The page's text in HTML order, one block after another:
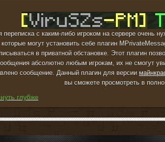
переписка с каким-либо игроком на сервере очень
которые могут установить себе плагин
в приватной обстановке. Этот плагин
абсолютно любым игрокам, их не смогут
сообщение. Данный плагин для версии
вы сможете просмотреть в
глубже